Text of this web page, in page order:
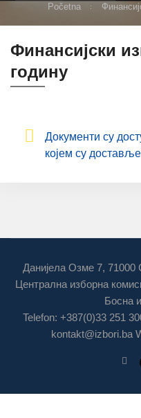
Početna
Финансијски
годину
Дoкумeнти су
кojeм су
Данијела Озме 7, 71000
Централна изборна
Босна
Telefon: +387(0)33 251
kontakt@izbori.ba